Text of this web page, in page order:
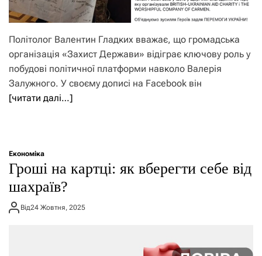
Політолог Валентин Гладких вважає, що громадська
організація «Захист Держави» відіграє ключову роль у
побудові політичної платформи навколо Валерія
Залужного. У своєму дописі на Facebook він
[читати далі…]
Економіка
Гроші на картці: як вберегти себе від
шахраїв?
Від24 Жовтня, 2025